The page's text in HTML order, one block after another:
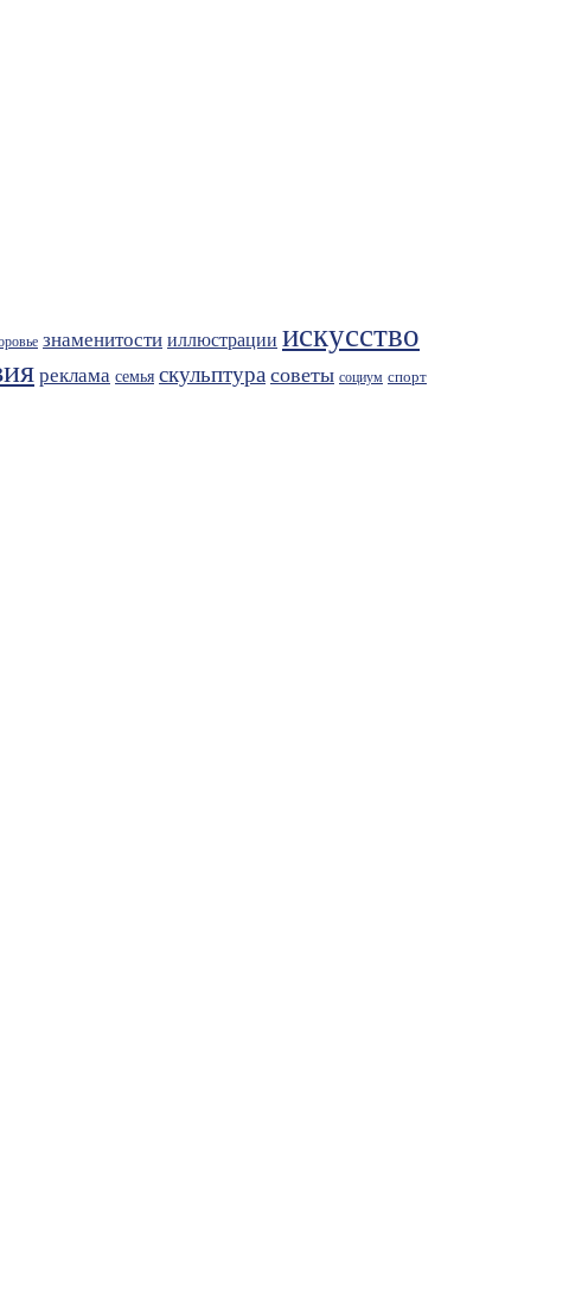
знаменитости иллюстрации искусство
реклама семья скульптура советы социум спорт